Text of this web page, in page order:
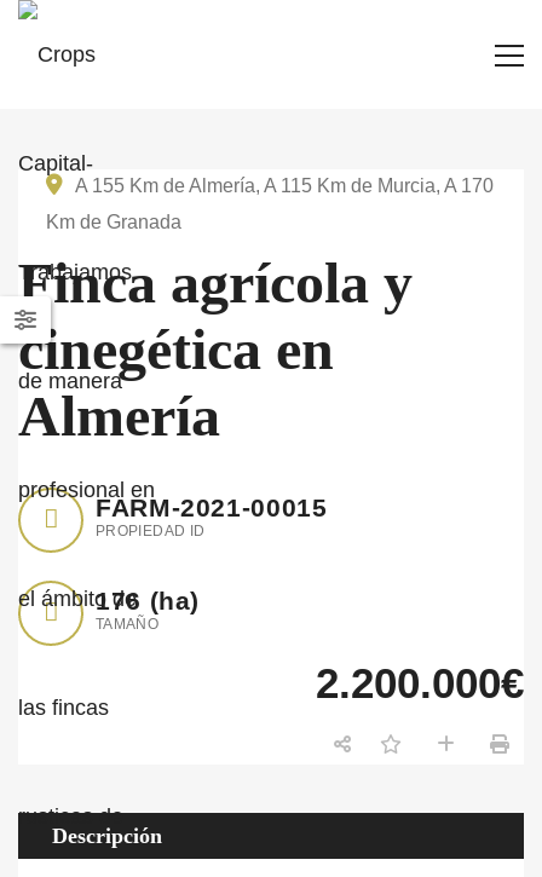
A 155 Km de Almería, A 115 Km de Murcia, A 170
Km de Granada
Finca agrícola y
cinegética en
Almería
FARM-2021-00015
PROPIEDAD ID
176 (ha)
TAMAÑO
2.200.000€
Descripción